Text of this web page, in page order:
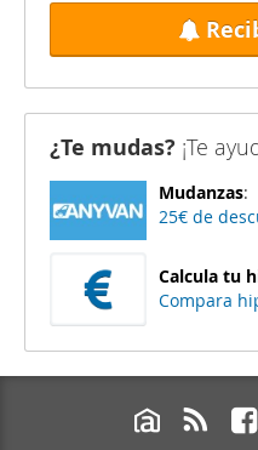
¿Te mudas? ¡Te
Mudanzas:
25€ de
Calcula tu
Compara